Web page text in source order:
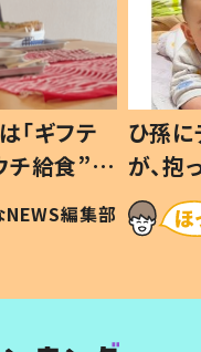
「ギフテ
チ給食”を
令和の親
NEWS編集部
ひ孫
が、
「涙が
い」